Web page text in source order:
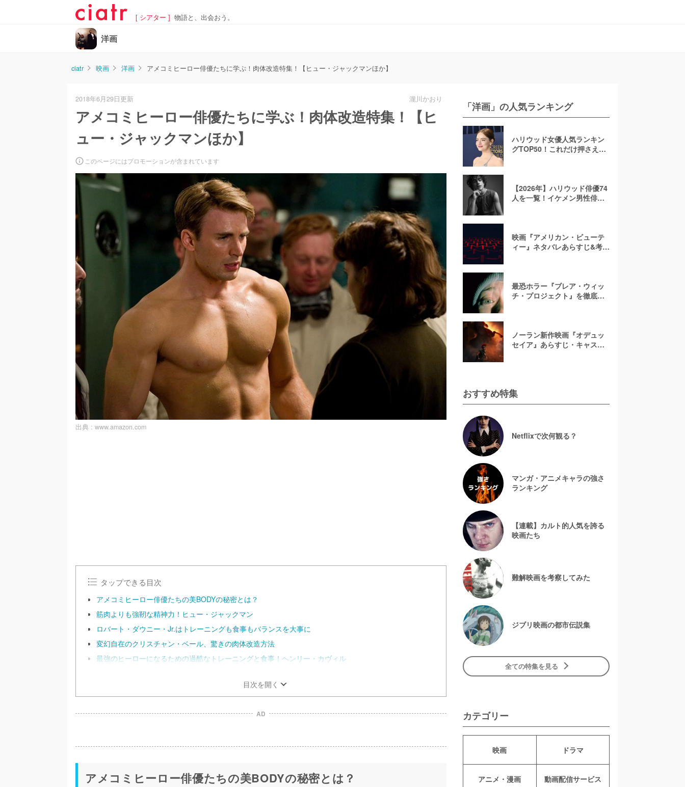
[ シアター ] 物語と、出会おう。
洋画
ciatr 映画 洋画 アメコミヒーロー俳優たちに学ぶ！肉体改造特集！【ヒュー・ジャックマンほか】
2018年6月29日更新 瀧川かおり
アメコミヒーロー俳優たちに学ぶ！肉体改造特集！【ヒ
ュー・ジャックマンほか】
このページにはプロモーションが含まれています
出典 : www.amazon.com
タップできる目次
アメコミヒーロー俳優たちの美BODYの秘密とは？
筋肉よりも強靭な精神力！ヒュー・ジャックマン
ロバート・ダウニー・Jr.はトレーニングも食事もバランスを大事に
変幻自在のクリスチャン・ベール、驚きの肉体改造方法
最強のヒーローになるための過酷なトレーニングと食事！ヘンリー・カヴィル
目次を開く
AD
アメコミヒーロー俳優たちの美BODYの秘密とは？
「洋画」の人気ランキング
ハリウッド女優人気ランキン
グTOP50！これだけ押さえれ
【2026年】ハリウッド俳優74
人を一覧！イケメン男性俳優
映画『アメリカン・ビューテ
ィー』ネタバレあらすじ&考
最恐ホラー『ブレア・ウィッ
チ・プロジェクト』を徹底紹
ノーラン新作映画『オデュッ
セイア』あらすじ・キャスト
おすすめ特集
Netflixで次何観る？
マンガ・アニメキャラの強さ
ランキング
【連載】カルト的人気を誇る
映画たち
難解映画を考察してみた
ジブリ映画の都市伝説集
全ての特集を見る
カテゴリー
映画 ドラマ
アニメ・漫画 動画配信サービス